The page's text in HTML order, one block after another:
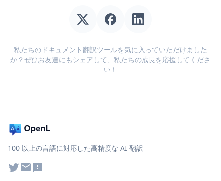
私たちのドキュメント翻訳ツールを気に入っていただけました
か？ぜひお友達にもシェアして、私たちの成長を応援してくださ
い！
100 以上の言語に対応した高精度な AI 翻訳